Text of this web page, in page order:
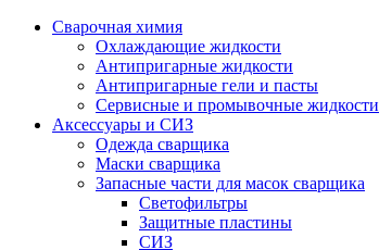
Сварочная химия
Охлаждающие жидкости
Антипригарные жидкости
Антипригарные гели и пасты
Сервисные и промывочные жидкости
Аксессуары и СИЗ
Одежда сварщика
Маски сварщика
Запасные части для масок сварщика
Светофильтры
Защитные пластины
СИЗ